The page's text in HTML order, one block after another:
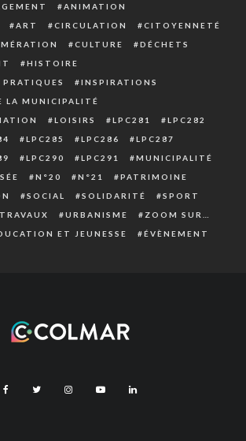
ANIMATION
ART CIRCULATION
CITOYENNETÉ
CULTURE
DÉCHETS
HISTOIRE
INSPIRATIONS
LA MUNICIPALITÉ
LOISIRS LPC281
LPC282
LPC285 LPC286
LPC287
LPC290 LPC291
MUNICIPALITÉ
N°20 N°21
PATRIMOINE
SOCIAL SOLIDARITÉ
SPORT
TRAVAUX URBANISME
ZOOM SUR…
ET JEUNESSE ÉVÈNEMENT